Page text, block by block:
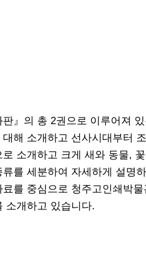
』의 총 2권으로 이루어져
해 소개하고 선사시대부터
소개하고 크게 새와 동물,
를 세분하여 자세하게 설명
를 중심으로 청주고인쇄박
소개하고 있습니다.